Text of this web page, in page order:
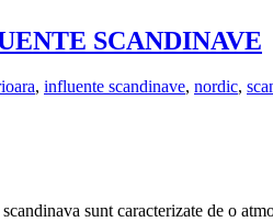
SCANDINAVE
, influente scandinave, nordic,
sunt caracterizate de o